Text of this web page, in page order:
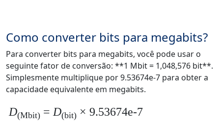
Como converter bits para megabits?
Para converter bits para megabits, você pode usar o
seguinte fator de conversão: **1 Mbit = 1,048,576 bit**.
Simplesmente multiplique por 9.53674e-7 para obter a
capacidade equivalente em megabits.
D(Mbit) =D(bit) × 9.53674e-7